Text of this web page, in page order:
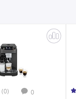
(0) 0